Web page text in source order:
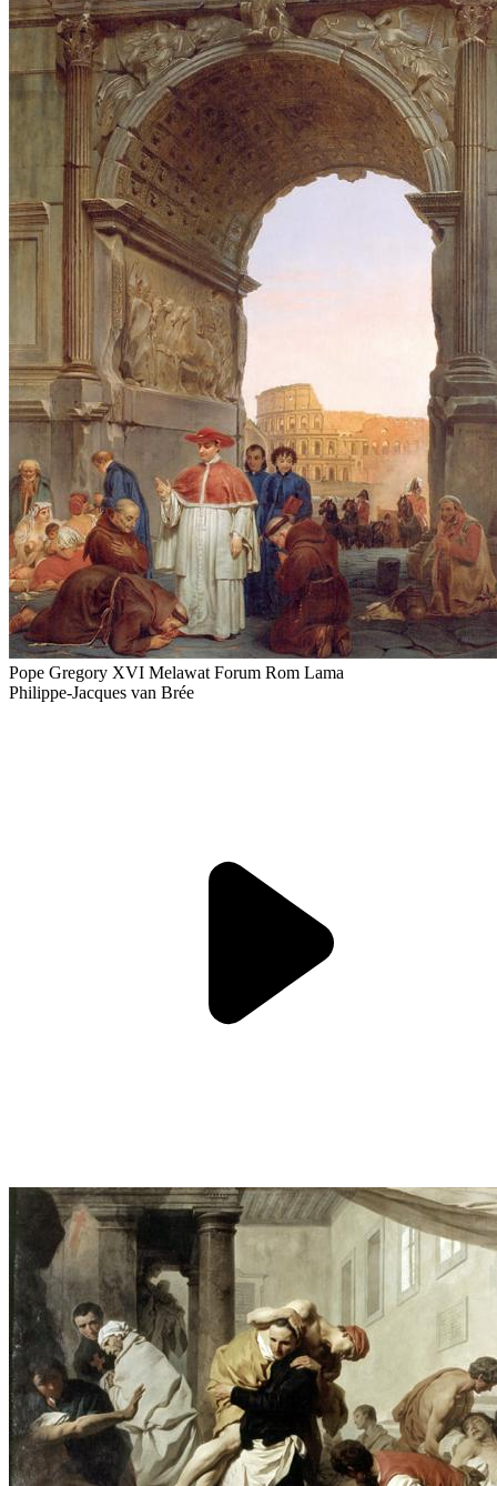
Pope Gregory XVI Melawat Forum Rom Lama
Philippe-Jacques van Brée